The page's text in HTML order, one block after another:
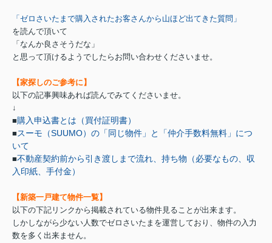
「ゼロさいたまで購入されたお客さんから山ほど出てきた質問」
を読んで頂いて
「なんか良さそうだな」
と思って頂けるようでしたらお問い合わせくださいませ。
【家探しのご参考に】
以下の記事興味あれば読んでみてくださいませ。
↓
■購入申込書とは（買付証明書）
■ スーモ（SUUMO）の「同じ物件」と「仲介手数料無料」につ
いて
■不動産契約前から引き渡しまで流れ、持ち物（必要なもの、収
入印紙、手付金）
【新築一戸建て物件一覧】
以下の下記リンクから掲載されている物件見ることが出来ます。
しかしながら少ない人数でゼロさいたまを運営しており、物件の入力
数を多く出来ません。